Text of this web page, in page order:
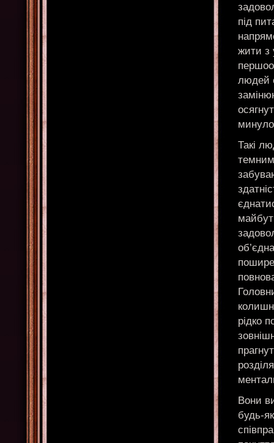
під
жити з
людей
Такі
рідко
Вони
будь-